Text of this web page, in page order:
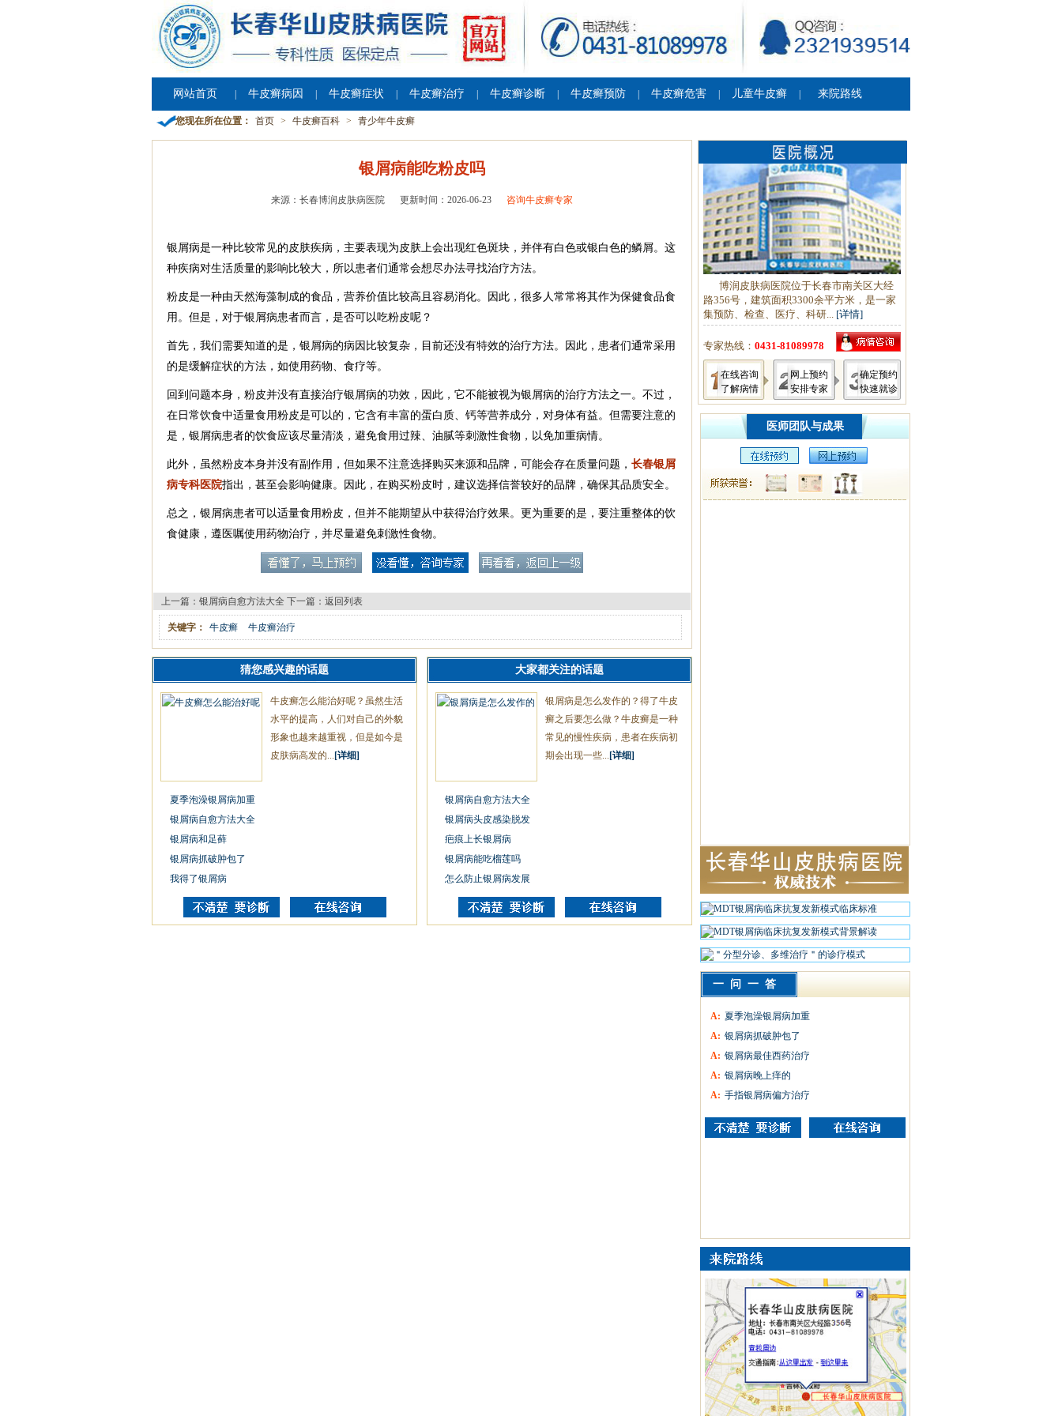
网站首页 牛皮癣病因 牛皮癣症状 牛皮癣治疗 牛皮癣诊断 牛皮癣预防 牛皮癣危害 儿童牛皮癣 来院路线
您现在所在位置： 首页 > 牛皮癣百科 > 青少年牛皮癣
银屑病能吃粉皮吗
来源：长春博润皮肤病医院 更新时间：2026-06-23 咨询牛皮癣专家
银屑病是一种比较常见的皮肤疾病，主要表现为皮肤上会出现红色斑块，并伴有白色或银白色的鳞屑。这
种疾病对生活质量的影响比较大，所以患者们通常会想尽办法寻找治疗方法。
粉皮是一种由天然海藻制成的食品，营养价值比较高且容易消化。因此，很多人常常将其作为保健食品食
用。但是，对于银屑病患者而言，是否可以吃粉皮呢？
首先，我们需要知道的是，银屑病的病因比较复杂，目前还没有特效的治疗方法。因此，患者们通常采用
的是缓解症状的方法，如使用药物、食疗等。
回到问题本身，粉皮并没有直接治疗银屑病的功效，因此，它不能被视为银屑病的治疗方法之一。不过，
在日常饮食中适量食用粉皮是可以的，它含有丰富的蛋白质、钙等营养成分，对身体有益。但需要注意的
是，银屑病患者的饮食应该尽量清淡，避免食用过辣、油腻等刺激性食物，以免加重病情。
此外，虽然粉皮本身并没有副作用，但如果不注意选择购买来源和品牌，可能会存在质量问题， 长春银屑
病专科医院指出，甚至会影响健康。因此，在购买粉皮时，建议选择信誉较好的品牌，确保其品质安全。
总之，银屑病患者可以适量食用粉皮，但并不能期望从中获得治疗效果。更为重要的是，要注重整体的饮
食健康，遵医嘱使用药物治疗，并尽量避免刺激性食物。
上一篇： 银屑病自愈方法大全 下一篇： 返回列表
关键字： 牛皮癣 牛皮癣治疗
猜您感兴趣的话题
牛皮癣怎么能治好呢？虽然生活
水平的提高，人们对自己的外貌
形象也越来越重视，但是如今是
皮肤病高发的... [详细]
夏季泡澡银屑病加重
银屑病自愈方法大全
银屑病和足藓
银屑病抓破肿包了
我得了银屑病
大家都关注的话题
银屑病是怎么发作的？得了牛皮
癣之后要怎么做？牛皮癣是一种
常见的慢性疾病，患者在疾病初
期会出现一些... [详细]
银屑病自愈方法大全
银屑病头皮感染脱发
疤痕上长银屑病
银屑病能吃榴莲吗
怎么防止银屑病发展
博润皮肤病医院位于长春市南关区大经
路356号，建筑面积3300余平方米，是一家
集预防、检查、医疗、科研... [详情]
专家热线： 0431-81089978
在线咨询
了解病情
网上预约
安排专家
确定预约
快速就诊
医师团队与成果
一问一答
A: 夏季泡澡银屑病加重
A: 银屑病抓破肿包了
A: 银屑病最佳西药治疗
A: 银屑病晚上痒的
A: 手指银屑病偏方治疗